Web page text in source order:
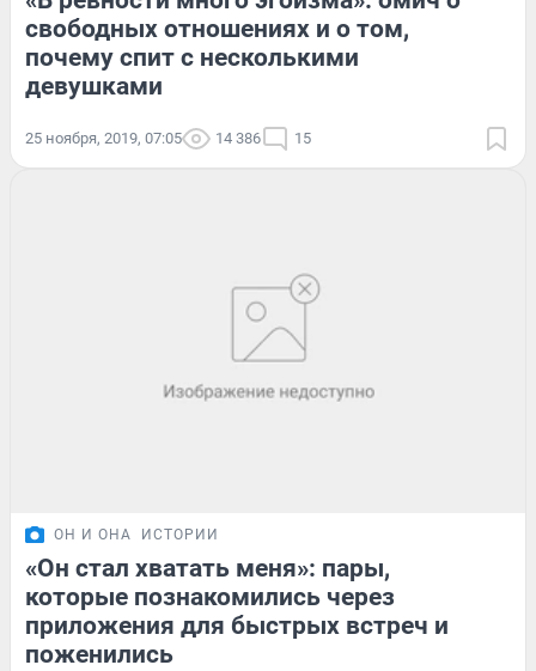
свободных отношениях и о том,
почему спит с несколькими
девушками
25 ноября, 2019, 07:05 14 386 15
ОН И ОНА ИСТОРИИ
«Он стал хватать меня»: пары,
которые познакомились через
приложения для быстрых встреч и
поженились